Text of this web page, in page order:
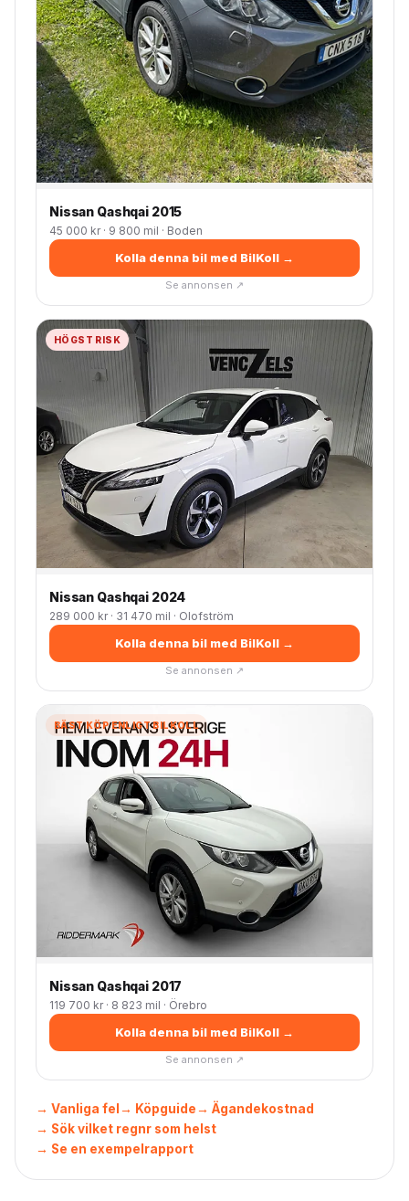
Nissan Qashqai 2015
45 000 kr · 9 800 mil · Boden
Kolla denna bil med BilKoll →
Se annonsen ↗
HÖGST RISK
Nissan Qashqai 2024
289 000 kr · 31 470 mil · Olofström
Kolla denna bil med BilKoll →
Se annonsen ↗
BÄST KÖP ENLIGT BILKOLL
Nissan Qashqai 2017
119 700 kr · 8 823 mil · Örebro
Kolla denna bil med BilKoll →
Se annonsen ↗
→ Vanliga fel → Köpguide→ Ägandekostnad
→ Sök vilket regnr som helst
→ Se en exempelrapport